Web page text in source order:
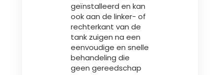
geïnstalleerd en kan
ook aan de linker- of
rechterkant van de
tank zuigen na een
eenvoudige en snelle
behandeling die
geen gereedschap